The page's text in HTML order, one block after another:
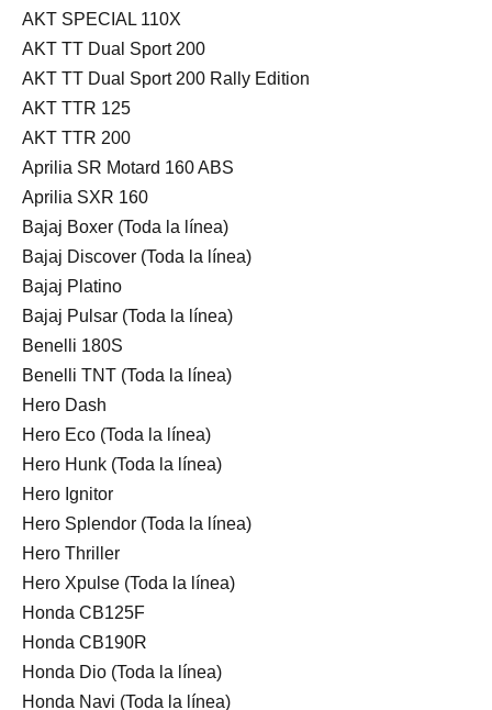
AKT SPECIAL 110X
AKT TT Dual Sport 200
AKT TT Dual Sport 200 Rally Edition
AKT TTR 125
AKT TTR 200
Aprilia SR Motard 160 ABS
Aprilia SXR 160
Bajaj Boxer (Toda la línea)
Bajaj Discover (Toda la línea)
Bajaj Platino
Bajaj Pulsar (Toda la línea)
Benelli 180S
Benelli TNT (Toda la línea)
Hero Dash
Hero Eco (Toda la línea)
Hero Hunk (Toda la línea)
Hero Ignitor
Hero Splendor (Toda la línea)
Hero Thriller
Hero Xpulse (Toda la línea)
Honda CB125F
Honda CB190R
Honda Dio (Toda la línea)
Honda Navi (Toda la línea)